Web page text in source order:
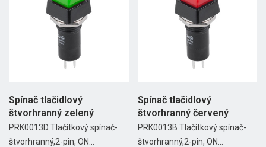
Spínač tlačidlový
štvorhranný zelený
PRK0013D Tlačítkový spínač-
štvorhranný,2-pin, ON...
Spínač tlačidlový
štvorhranný červený
PRK0013B Tlačítkový spínač-
štvorhranný,2-pin, ON...